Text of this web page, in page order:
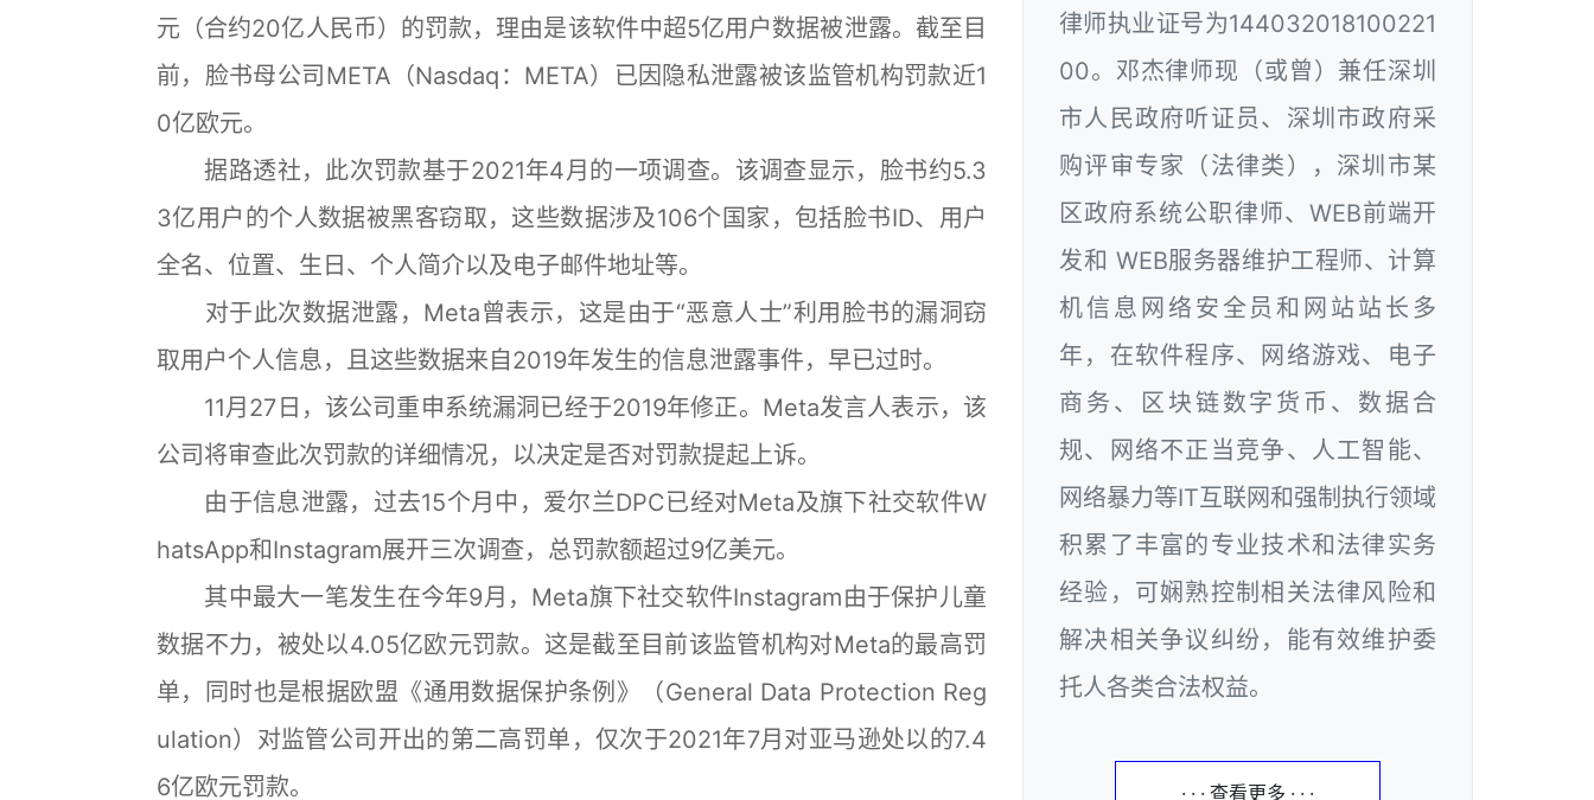
元（合约20亿人民币）的罚款，理由是该软件中超5亿用户数据被泄露。截至目
前，脸书母公司META（Nasdaq：META）已因隐私泄露被该监管机构罚款近1
0亿欧元。
据路透社，此次罚款基于2021年4月的一项调查。该调查显示，脸书约5.3
3亿用户的个人数据被黑客窃取，这些数据涉及106个国家，包括脸书ID、用户
全名、位置、生日、个人简介以及电子邮件地址等。
对于此次数据泄露，Meta曾表示，这是由于“恶意人士”利用脸书的漏洞窃
取用户个人信息，且这些数据来自2019年发生的信息泄露事件，早已过时。
11月27日，该公司重申系统漏洞已经于2019年修正。Meta发言人表示，该
公司将审查此次罚款的详细情况，以决定是否对罚款提起上诉。
由于信息泄露，过去15个月中，爱尔兰DPC已经对Meta及旗下社交软件W
hatsApp和Instagram展开三次调查，总罚款额超过9亿美元。
其中最大一笔发生在今年9月，Meta旗下社交软件Instagram由于保护儿童
数据不力，被处以4.05亿欧元罚款。这是截至目前该监管机构对Meta的最高罚
单，同时也是根据欧盟《通用数据保护条例》（General Data Protection Reg
ulation）对监管公司开出的第二高罚单，仅次于2021年7月对亚马逊处以的7.4
6亿欧元罚款。
律师执业证号为144032018100221
00。邓杰律师现（或曾）兼任深圳
市人民政府听证员、深圳市政府采
购评审专家（法律类），深圳市某
区政府系统公职律师、WEB前端开
发和 WEB服务器维护工程师、计算
机信息网络安全员和网站站长多
年，在软件程序、网络游戏、电子
商务、区块链数字货币、数据合
规、网络不正当竞争、人工智能、
网络暴力等IT互联网和强制执行领域
积累了丰富的专业技术和法律实务
经验，可娴熟控制相关法律风险和
解决相关争议纠纷，能有效维护委
托人各类合法权益。
· · · 查看更多 · · ·